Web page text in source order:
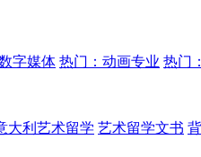
字媒体 热门：动画专业 热门
大利艺术留学 艺术留学文书